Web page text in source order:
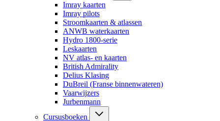
Imray kaarten
Imray pilots
Stroomkaarten & atlassen
ANWB waterkaarten
Hydro 1800-serie
Leskaarten
NV atlas- en kaarten
British Admirality
Delius Klasing
DuBreil (Franse binnenwateren)
Vaarwijzers
Jurbenmann
Cursusboeken